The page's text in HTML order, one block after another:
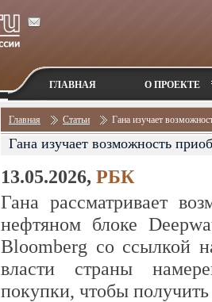
ГЛАВНАЯ О ПРОЕКТЕ
Главная Статьи Гана изучает
Гана изучает возможность
13.05.2026, РБК
Гана рассматривает
нефтяном блоке
Bloomberg со ссылкой
власти страны
покупки, чтобы